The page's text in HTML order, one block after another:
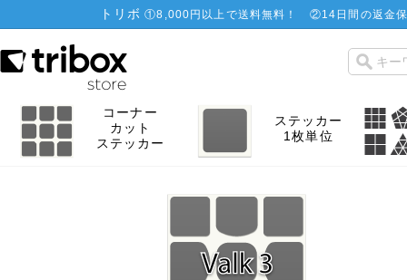
トリボ ①8,000円以上で送料無料！ ②14日間の返金
コーナー
カット
ステッカー
ステッカー
1枚単位